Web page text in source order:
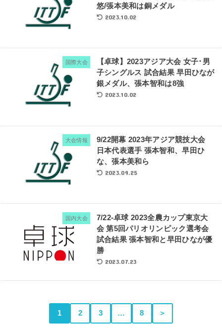
悠/張本美和は銅メダル
2023.10.02
国際大会
【卓球】2023アジア大会 女子･男
子シングルス 試合結果 早田ひなが
銀メダル、張本智和は8強
2023.10.02
大会情報
9/22開幕 2023年アジア競技大会
日本代表選手 張本智和、早田ひ
な、張本美和ら
2023.09.25
国内大会
7/22-卓球 2023全農カップ東京大
会 第5回パリオリンピック選考会
試合結果 張本智和と早田ひなが優
勝
2023.07.23
1 2 3 … 8 ＞